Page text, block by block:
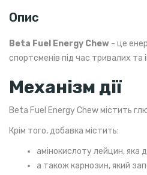
Опис
Beta Fuel Energy Chew - це
спортсменів під час тривалих та
Механізм дії
Beta Fuel Energy Chew містить
Крім того, добавка містить:
амінокислоту лейцин, яка
а також карнозин, який